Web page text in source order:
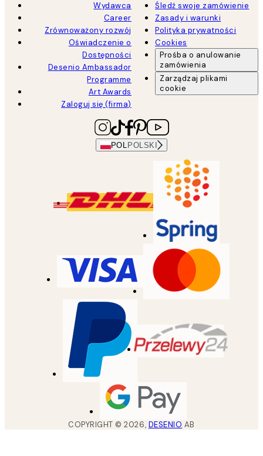
Wydawca
Career
Zrównoważony rozwój
Oświadczenie o
Dostępności
Desenio Ambassador
Programme
Art Awards
Zaloguj się (firma)
Śledź swoje zamówienie
Zasady i warunki
Polityka prywatności
Cookies
Prośba o anulowanie
zamówienia
Zarządzaj plikami
cookie
POL POLSKI
COPYRIGHT ©2026, DESENIO AB